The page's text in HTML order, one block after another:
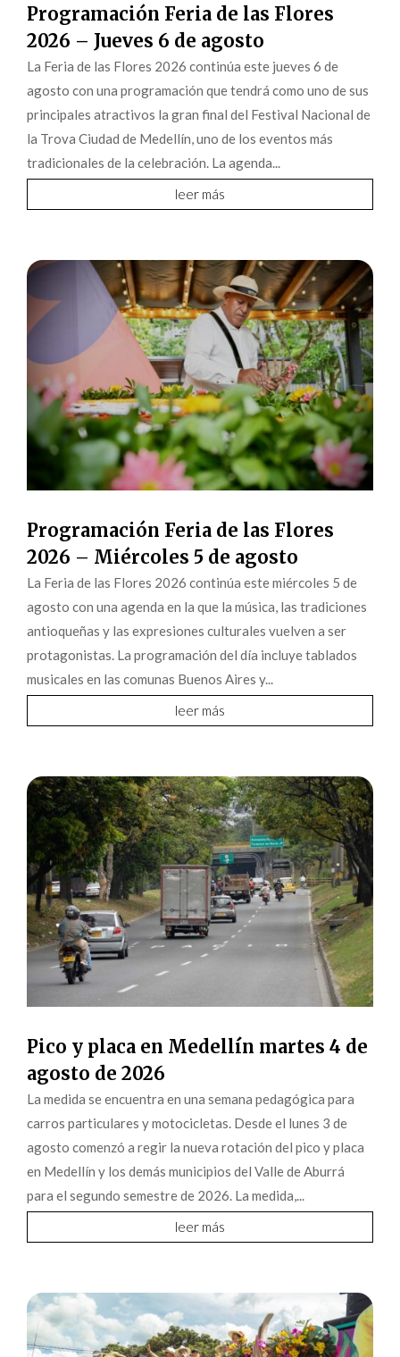
Programación Feria de las Flores
2026 – Jueves 6 de agosto
La Feria de las Flores 2026 continúa este jueves 6 de
agosto con una programación que tendrá como uno de sus
principales atractivos la gran final del Festival Nacional de
la Trova Ciudad de Medellín, uno de los eventos más
tradicionales de la celebración. La agenda...
leer más
Programación Feria de las Flores
2026 – Miércoles 5 de agosto
La Feria de las Flores 2026 continúa este miércoles 5 de
agosto con una agenda en la que la música, las tradiciones
antioqueñas y las expresiones culturales vuelven a ser
protagonistas. La programación del día incluye tablados
musicales en las comunas Buenos Aires y...
leer más
Pico y placa en Medellín martes 4 de
agosto de 2026
La medida se encuentra en una semana pedagógica para
carros particulares y motocicletas. Desde el lunes 3 de
agosto comenzó a regir la nueva rotación del pico y placa
en Medellín y los demás municipios del Valle de Aburrá
para el segundo semestre de 2026. La medida,...
leer más